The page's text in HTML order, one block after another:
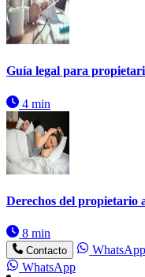
Guía legal para
4 min
Derechos del propietario
8 min
Contacto
WhatsApp
WhatsApp